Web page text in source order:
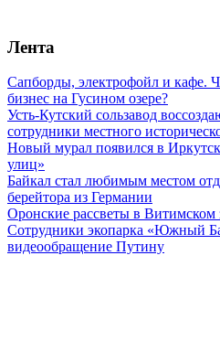
Лента
Сапборды, электрофойл и кафе.
бизнес на Гусином озере?
Усть-Кутский сользавод
сотрудники местного
Новый мурал появился в
улиц»
Байкал стал любимым местом
берейтора из Германии
Оронские рассветы в Витимском
Сотрудники экопарка «Южный
видеообращение Путину